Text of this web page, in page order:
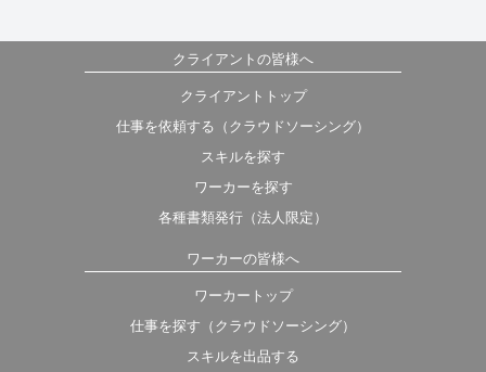
クライアントの皆様へ
クライアントトップ
仕事を依頼する（クラウドソーシング）
スキルを探す
ワーカーを探す
各種書類発行（法人限定）
ワーカーの皆様へ
ワーカートップ
仕事を探す（クラウドソーシング）
スキルを出品する